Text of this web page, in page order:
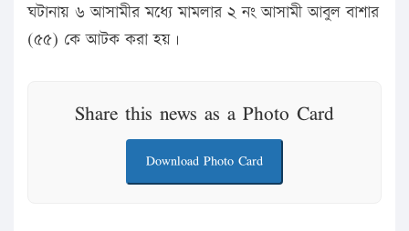
ঘটানায় ৬ আসামীর মধ্যে মামলার ২ নং আসামী আবুল বাশার
(৫৫) কে আটক করা হয়।
Share this news as a Photo Card
Download Photo Card